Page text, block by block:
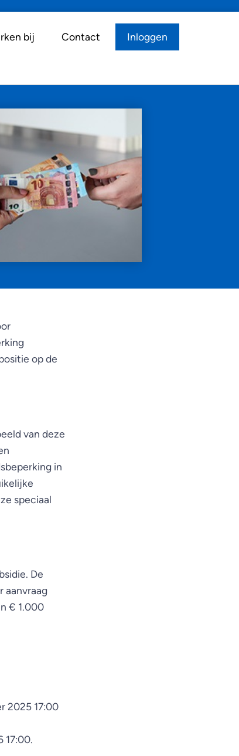
bij Contact Inloggen
op de
van deze
in
speciaal
De
aanvraag
€ 1.000
2025 17:00
17:00.